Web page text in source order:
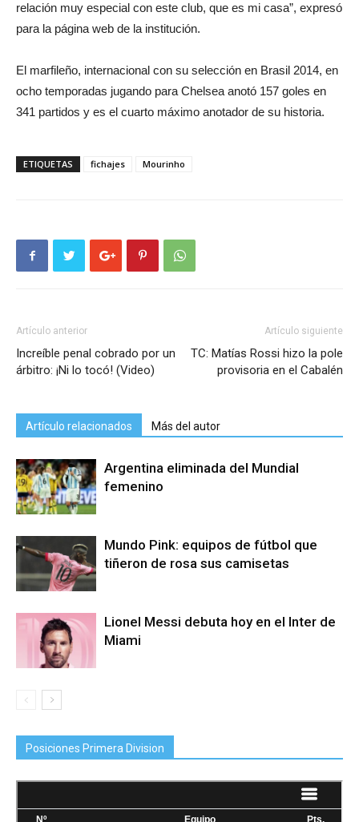
relación muy especial con este club, que es mi casa”, expresó
para la página web de la institución.
El marfileño, internacional con su selección en Brasil 2014, en
ocho temporadas jugando para Chelsea anotó 157 goles en
341 partidos y es el cuarto máximo anotador de su historia.
ETIQUETAS fichajes Mourinho
Artículo anterior
Increíble penal cobrado por un
árbitro: ¡Ni lo tocó! (Video)
Artículo siguiente
TC: Matías Rossi hizo la pole
provisoria en el Cabalén
Artículo relacionados Más del autor
Argentina eliminada del Mundial
femenino
Mundo Pink: equipos de fútbol que
tiñeron de rosa sus camisetas
Lionel Messi debuta hoy en el Inter de
Miami
Posiciones Primera Division